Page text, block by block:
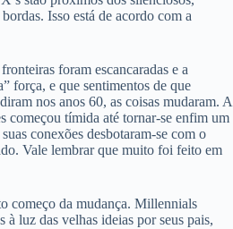
Isso está de acordo com a
foram escancaradas e a
força, e que sentimentos de que
nos anos 60, as coisas mudaram. A
começou tímida até tornar-se enfim um
conexões desbotaram-se com o
Vale lembrar que muito foi feito em
começo da mudança. Millennials
à luz das velhas ideias por seus pais,